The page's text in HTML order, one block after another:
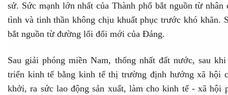
sử. Sức mạnh lớn nhất của Thành phố bắt nguồn từ
tình và tinh thần không chịu khuất phục trước khó khăn.
bắt nguồn từ đường lối đổi mới của Đảng.
Sau giải phóng miền Nam, thống nhất đất nước, sau
triển kinh tế bằng kinh tế thị trường định hướng xã hội
khởi, ra sức lao động sản xuất, làm cho kinh tế - xã hội